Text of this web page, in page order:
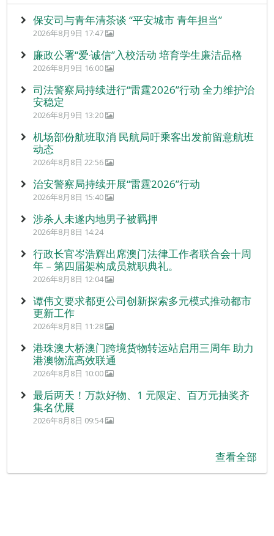
保安司与青年清茶谈 “平安城市 青年担当”
2026年8月9日 17:47
廉政公署“爱‧诚信”入校活动 培育学生廉洁品格
2026年8月9日 16:00
司法警察局持续进行“雷霆2026”行动 全力维护治
安稳定
2026年8月9日 13:20
机场部份航班取消 民航局吁乘客出发前留意航班
动态
2026年8月8日 22:56
治安警察局持续开展“雷霆2026”行动
2026年8月8日 15:40
涉杀人未遂内地男子被羁押
2026年8月8日 14:24
行政长官岑浩辉出席澳门法律工作者联合会十周
年 – 第四届架构成员就职典礼。
2026年8月8日 12:04
谭伟文要求都更公司创新探索多元模式推动都市
更新工作
2026年8月8日 11:28
港珠澳大桥澳门跨境货物转运站启用三周年 助力
港澳物流高效联通
2026年8月8日 10:00
最后两天！万款好物、1 元限定、百万元抽奖齐
集名优展
2026年8月8日 09:54
查看全部